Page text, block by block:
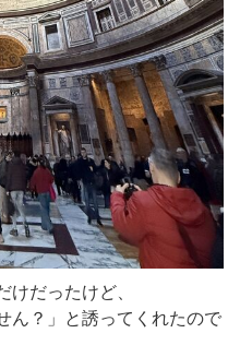
けだったけど、
ん？」と誘ってくれたので